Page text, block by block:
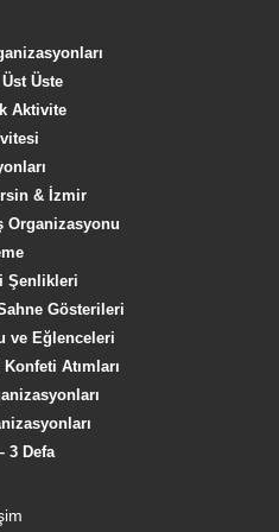
Üste
Aktivite
& İzmir
Organizasyonu
Şenlikleri
Gösterileri
ve Eğlenceleri
Atımları
3 Defa